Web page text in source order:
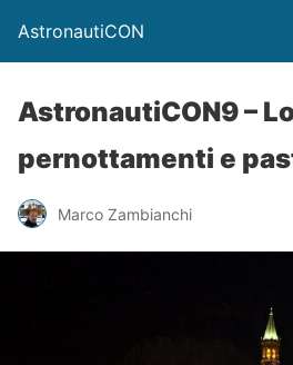
AstronautiCON
AstronautiCON9 –
pernottamenti e
Marco Zambianchi